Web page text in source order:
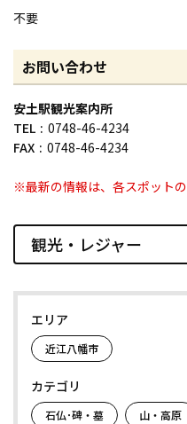
不要
お問い合わせ
安土駅観光案内所
TEL
0748-46-4234
FAX
0748-46-4234
※最新の情報は、各スポット
観光・レジャー
エリア
近江八幡市
カテゴリ
石仏･碑・墓 山・高原